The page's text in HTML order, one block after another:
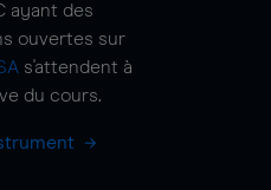
ayant des
ouvertes sur
s'attendent à
du cours.